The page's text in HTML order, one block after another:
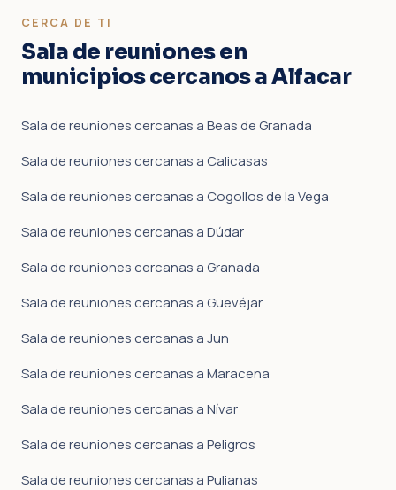
CERCA DE TI
Sala de reuniones en
municipios cercanos a Alfacar
Sala de reuniones cercanas a Beas de Granada
Sala de reuniones cercanas a Calicasas
Sala de reuniones cercanas a Cogollos de la Vega
Sala de reuniones cercanas a Dúdar
Sala de reuniones cercanas a Granada
Sala de reuniones cercanas a Güevéjar
Sala de reuniones cercanas a Jun
Sala de reuniones cercanas a Maracena
Sala de reuniones cercanas a Nívar
Sala de reuniones cercanas a Peligros
Sala de reuniones cercanas a Pulianas